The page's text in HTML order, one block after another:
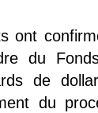
ont
du
de
du